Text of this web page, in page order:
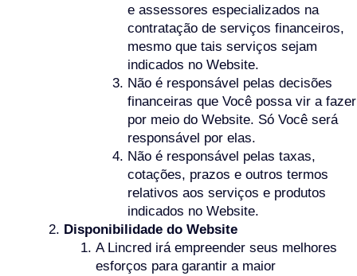
e assessores especializados na
contratação de serviços financeiros,
mesmo que tais serviços sejam
indicados no Website.
Não é responsável pelas decisões
financeiras que Você possa vir a fazer
por meio do Website. Só Você será
responsável por elas.
Não é responsável pelas taxas,
cotações, prazos e outros termos
relativos aos serviços e produtos
indicados no Website.
Disponibilidade do Website
A Lincred irá empreender seus melhores
esforços para garantir a maior